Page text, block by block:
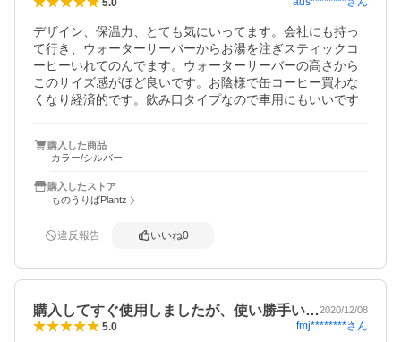
デザイン、保温力、とても気にいってます。会社にも持っ
て行き、ウォーターサーバーからお湯を注ぎスティックコ
ーヒーいれてのんでます。ウォーターサーバーの高さから
このサイズ感がほど良いです。お陰様で缶コーヒー買わな
くなり経済的です。飲み口タイプなので車用にもいいです
購入した商品
カラー/シルバー
購入したストア
ものうりばPlantz
違反報告 いいね0
購入してすぐ使用しましたが、使い勝手い…2020/12/08
5.0 fmj********さん